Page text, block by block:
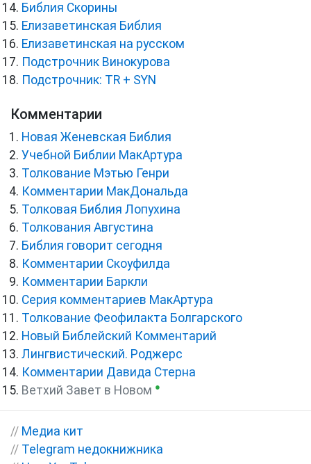
Библия Скорины
Елизаветинская Библия
Елизаветинская на русском
Подстрочник Винокурова
Подстрочник: TR + SYN
Комментарии
Новая Женевская Библия
Учебной Библии МакАртура
Толкование Мэтью Генри
Комментарии МакДональда
Толковая Библия Лопухина
Толкования Августина
Библия говорит сегодня
Комментарии Скоуфилда
Комментарии Баркли
Серия комментариев МакАртура
Толкование Феофилакта Болгарского
Новый Библейский Комментарий
Лингвистический. Роджерс
Комментарии Давида Стерна
Ветхий Завет в Новом ●
// Медиа кит
// Telegram недокнижника